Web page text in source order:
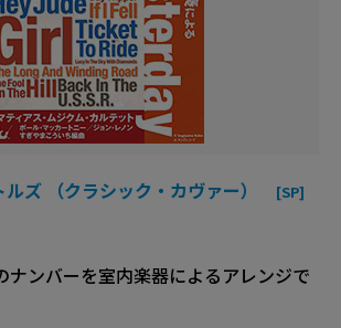
ズ （クラシック・カヴァー） [SP]
ナンバーを室内楽器によるアレンジで